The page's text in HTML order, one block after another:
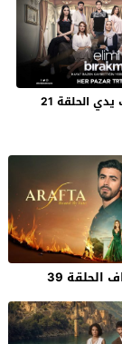
الحلقة 21
39